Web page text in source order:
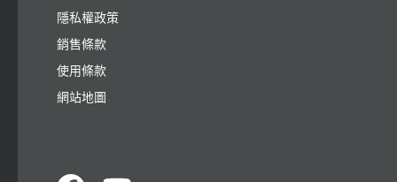
隱私權政策
銷售條款
使用條款
網站地圖